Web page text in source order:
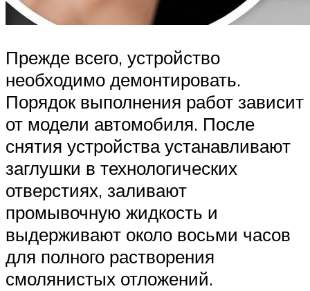
Прежде всего, устройство
необходимо демонтировать.
Порядок выполнения работ зависит
от модели автомобиля. После
снятия устройства устанавливают
заглушки в технологических
отверстиях, заливают
промывочную жидкость и
выдерживают около восьми часов
для полного растворения
смолянистых отложений.